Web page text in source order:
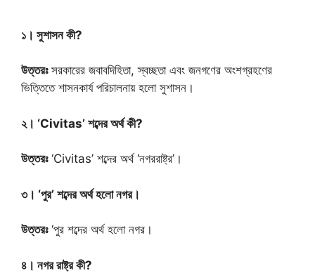
১। সুশাসন কী?
উত্তরঃসরকারের জবাবদিহিতা, স্বচ্ছতা এবং জনগণের অংশগ্রহণের
ভিত্তিতে শাসনকার্য পরিচালনায় হলো সুশাসন।
২। ‘Civitas’ শব্দের অর্থ কী?
উত্তরঃ‘Civitas’ শব্দের অর্থ ‘নগররাষ্ট্র’।
৩। ‘পুর’ শব্দের অর্থ হলো নগর।
উত্তরঃ‘পুর শব্দের অর্থ হলো নগর।
৪। নগর রাষ্ট্র কী?